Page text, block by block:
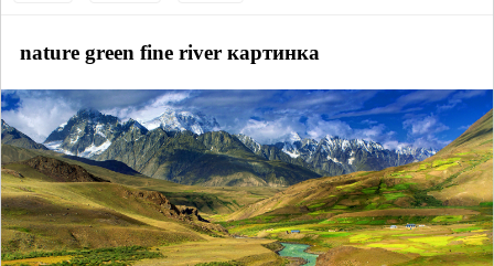
nature green fine river картинка